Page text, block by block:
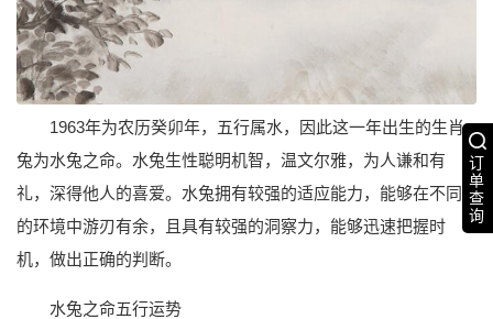
订
单
查
询
1963年为农历癸卯年，五行属水，因此这一年出生的生肖
兔为水兔之命。水兔生性聪明机智，温文尔雅，为人谦和有
礼，深得他人的喜爱。水兔拥有较强的适应能力，能够在不同
的环境中游刃有余，且具有较强的洞察力，能够迅速把握时
机，做出正确的判断。
水兔之命五行运势